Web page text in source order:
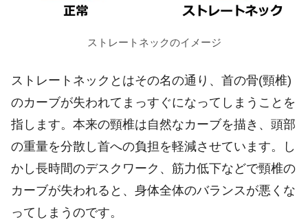
ストレートネックのイメージ
ストレートネックとはその名の通り、首の骨(頸椎)
のカーブが失われてまっすぐになってしまうことを
指します。本来の頸椎は自然なカーブを描き、頭部
の重量を分散し首への負担を軽減させています。し
かし長時間のデスクワーク、筋力低下などで頸椎の
カーブが失われると、身体全体のバランスが悪くな
ってしまうのです。